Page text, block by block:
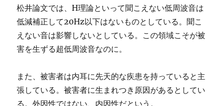
松井論文では、H理論といって聞こえない低周波音は
低減補正して20Hz以下はないものとしている。聞こ
えない音は影響しないとしている。この領域こそが被
害を生ずる超低周波音なのに。
また、被害者は内耳に先天的な疾患を持っていると主
張している。被害者に生まれつき原因があるとしてい
る。外因性ではない、内因性だという。